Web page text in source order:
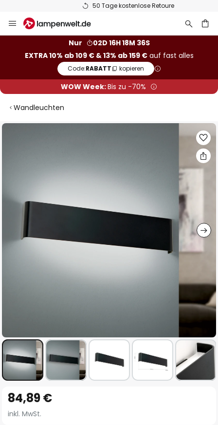
50 Tage kostenlose Retoure
Inhalt
Nur
02D 16H 18M 35S
EXTRA 10% ab 109 € & 13% ab 159 €auf fast alles
Code:RABATT kopieren
WOW Week:Bis zu -70%
Wandleuchten
Zum
Anfang
der
84,89 €
inkl. MwSt.